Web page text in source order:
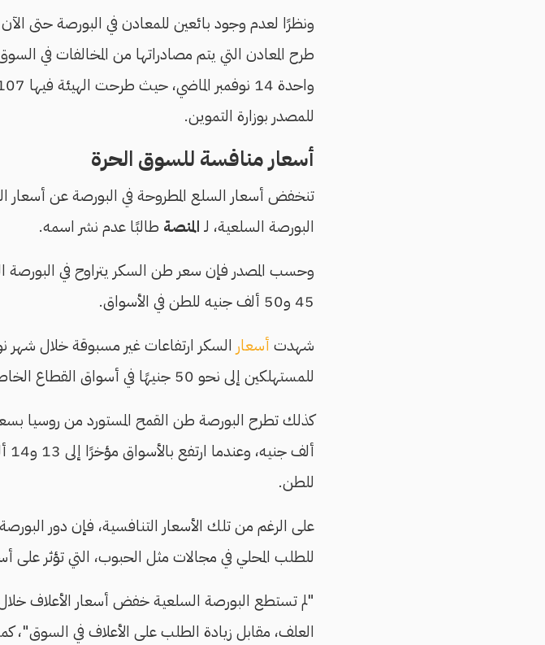
ونظرًا لعدم وجود بائعين للمعادن في البورصة حتى
طرح المعادن التي يتم مصادراتها من المخالفات في
للمصدر بوزارة التموين.
أسعار منافسة للسوق الحرة
تنخفض أسعار السلع المطروحة في البورصة عن
البورصة السلعية، لـ المنصة طالبًا عدم نشر اسمه.
45 و50 ألف جنيه للطن في الأسواق.
شهدت أسعار السكر ارتفاعات غير مسبوقة خلال شهر
للمستهلكين إلى نحو 50 جنيهًا في أسواق القطاع الخاص.
للطن.
على الرغم من تلك الأسعار التنافسية، فإن دور
للطلب المحلي في مجالات مثل الحبوب، التي تؤثر على
"لم تستطع البورصة السلعية خفض أسعار الأعلاف
العلف، مقابل زيادة الطلب على الأعلاف في السوق"،